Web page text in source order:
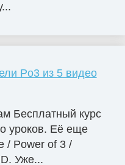
Po3 из 5 видео
Бесплатный курс
уроков. Её еще
/ Power of 3 /
Уже...